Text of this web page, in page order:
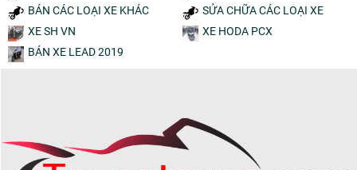
BÁN CÁC LOẠI XE KHÁC
SỬA CHỮA CÁC LOẠI XE
XE SH VN
XE HODA PCX
BÁN XE LEAD 2019